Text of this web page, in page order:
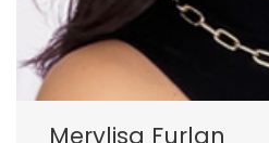
Merylisa Furlan